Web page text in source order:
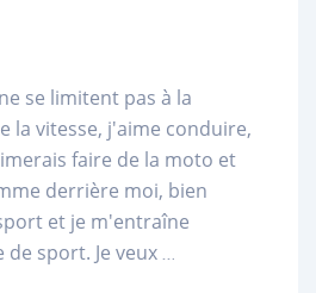
se limitent pas à la
la vitesse, j'aime conduire,
faire de la moto et
derrière moi, bien
et je m'entraîne
sport. Je veux...